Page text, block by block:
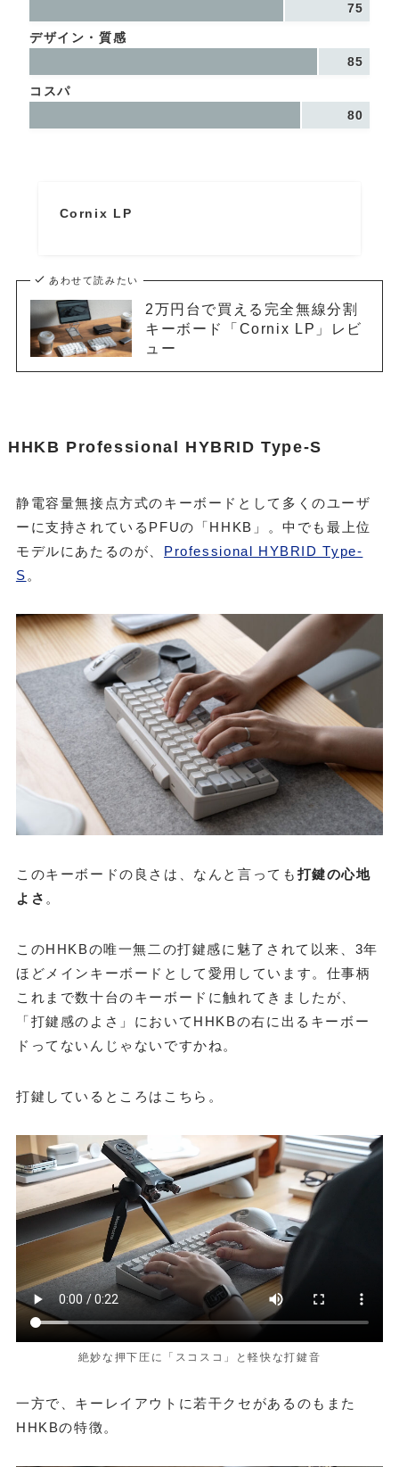
75
デザイン・質感
85
コスパ
80
Cornix LP
あわせて読みたい
2万円台で買える完全無線分割
キーボード「Cornix LP」レビ
ュー
HHKB Professional HYBRID Type-S
静電容量無接点方式のキーボードとして多くのユーザ
ーに支持されているPFUの「HHKB」。中でも最上位
モデルにあたるのが、 Professional HYBRID Type-
S 。
このキーボードの良さは、なんと言っても 打鍵の心地
よさ 。
このHHKBの唯一無二の打鍵感に魅了されて以来、3年
ほどメインキーボードとして愛用しています。仕事柄
これまで数十台のキーボードに触れてきましたが、
「打鍵感のよさ」においてHHKBの右に出るキーボー
ドってないんじゃないですかね。
打鍵しているところはこちら。
絶妙な押下圧に「スコスコ」と軽快な打鍵音
一方で、キーレイアウトに若干クセがあるのもまた
HHKBの特徴。